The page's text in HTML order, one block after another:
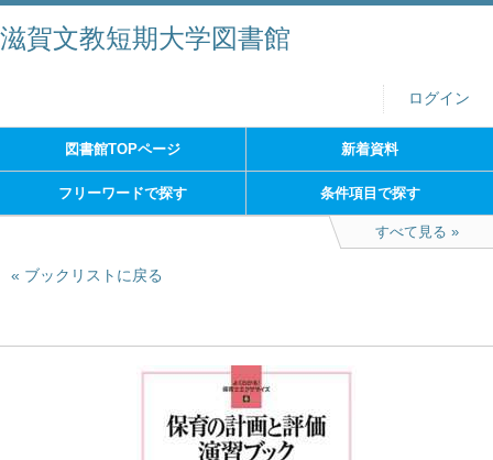
滋賀文教短期大学図書館
ログイン
図書館TOPページ 新着資料
フリーワードで探す 条件項目で探す
すべて見る
ブックリストに戻る